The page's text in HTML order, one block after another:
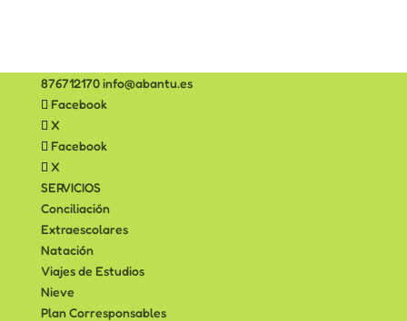
876712170info@abantu.es
Facebook
X
Facebook
X
SERVICIOS
Conciliación
Extraescolares
Natación
Viajes de Estudios
Nieve
Plan Corresponsables